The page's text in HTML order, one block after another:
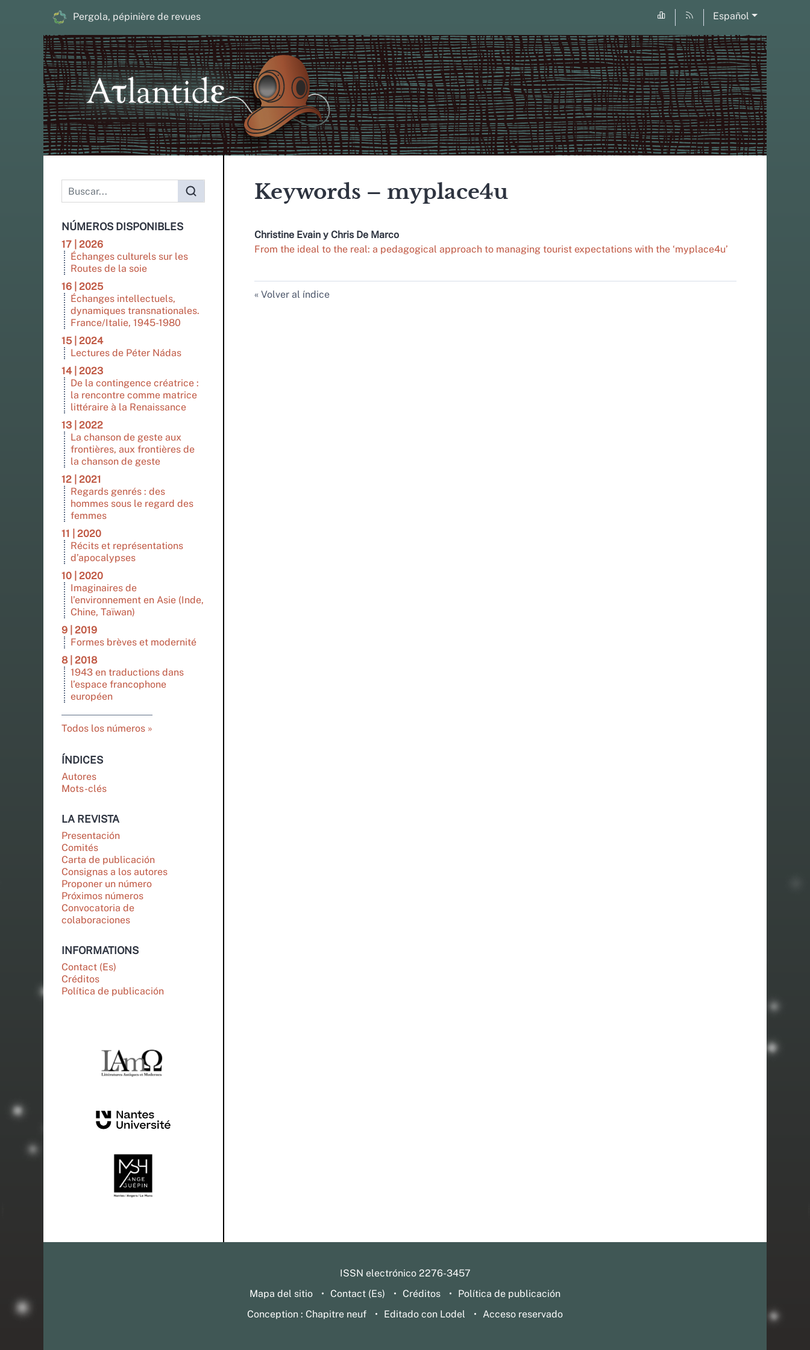
Pergola, pépinière de revues Español
NÚMEROS DISPONIBLES
17 | 2026
Échanges culturels sur les
Routes de la soie
16 | 2025
Échanges intellectuels,
dynamiques transnationales.
France/Italie, 1945-1980
15 | 2024
Lectures de Péter Nádas
14 | 2023
De la contingence créatrice :
la rencontre comme matrice
littéraire à la Renaissance
13 | 2022
La chanson de geste aux
frontières, aux frontières de
la chanson de geste
12 | 2021
Regards genrés : des
hommes sous le regard des
femmes
11 | 2020
Récits et représentations
d’apocalypses
10 | 2020
Imaginaires de
l’environnement en Asie (Inde,
Chine, Taïwan)
9 | 2019
Formes brèves et modernité
8 | 2018
1943 en traductions dans
l’espace francophone
européen
Todos los números
ÍNDICES
Autores
Mots-clés
LA REVISTA
Presentación
Comités
Carta de publicación
Consignas a los autores
Proponer un número
Próximos números
Convocatoria de
colaboraciones
INFORMATIONS
Contact (Es)
Créditos
Política de publicación
Keywords – myplace4u
Christine Evain y Chris De Marco
From the ideal to the real: a pedagogical approach to managing tourist expectations with the ‘myplace4u’
Volver al índice
ISSN electrónico 2276-3457
Mapa del sitio
Contact (Es) Créditos
Política de publicación
Conception : Chapitre neuf
Editado con Lodel Acceso reservado